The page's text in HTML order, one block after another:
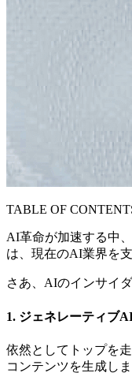
TABLE OF
AI革命が加速する中
は、現在のAI業界を
さあ、AIのインサイ
1. ジェネレーティブ
依然としてトップを
コンテンツを生成し